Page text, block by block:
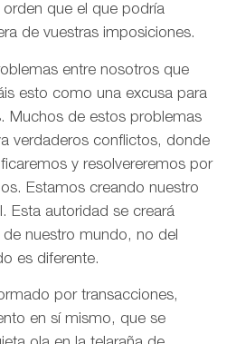
que el que podría
de vuestras imposiciones.
entre nosotros que
esto como una excusa para
Muchos de estos problemas
verdaderos conflictos, donde
y resolvereremos por
Estamos creando nuestro
Esta autoridad se creará
nuestro mundo, no del
es diferente.
por transacciones,
en sí mismo, que se